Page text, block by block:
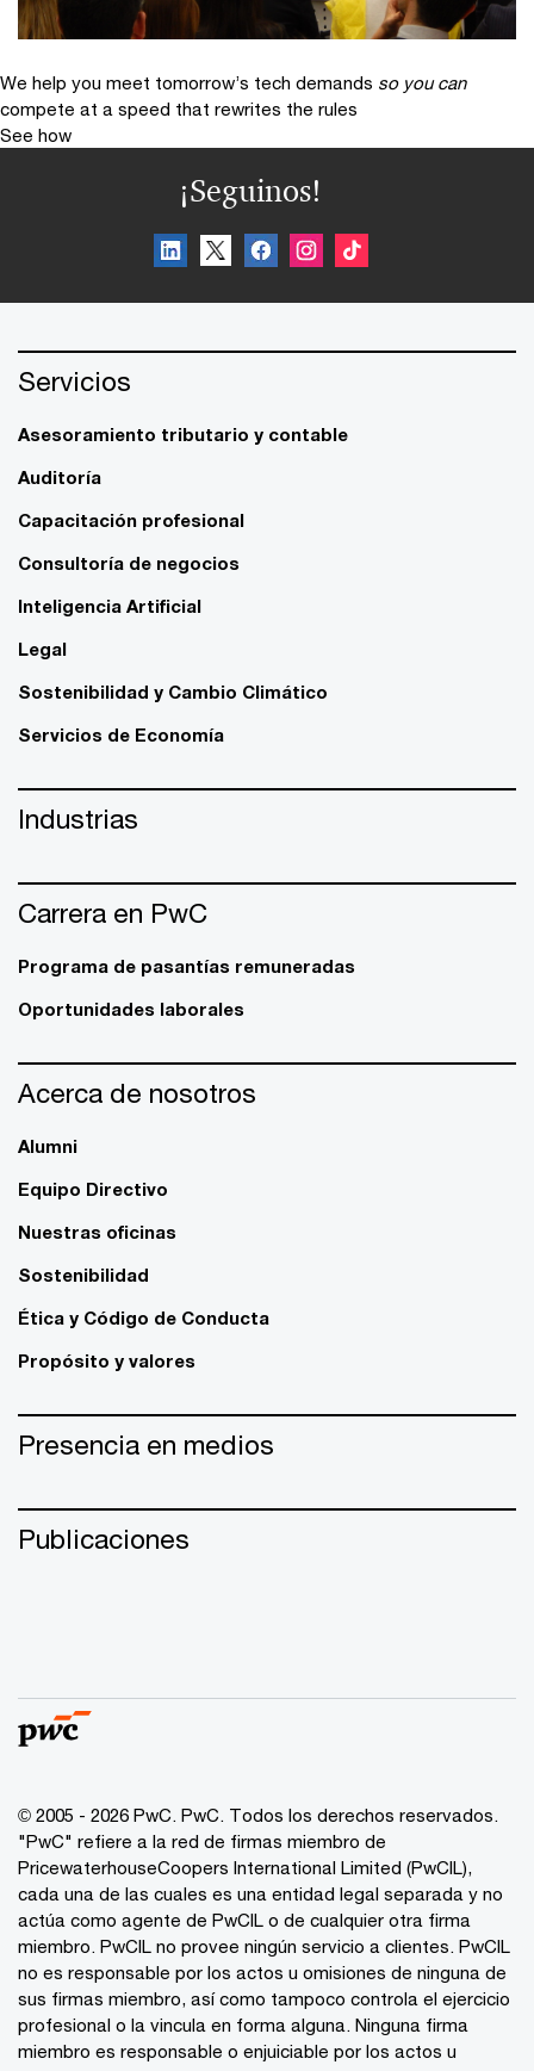
We help you meet tomorrow’s tech demands so you can
compete at a speed that rewrites the rules
See how
¡Seguinos!
Servicios
Asesoramiento tributario y contable
Auditoría
Capacitación profesional
Consultoría de negocios
Inteligencia Artificial
Legal
Sostenibilidad y Cambio Climático
Servicios de Economía
Industrias
Carrera en PwC
Programa de pasantías remuneradas
Oportunidades laborales
Acerca de nosotros
Alumni
Equipo Directivo
Nuestras oficinas
Sostenibilidad
Ética y Código de Conducta
Propósito y valores
Presencia en medios
Publicaciones
© 2005 - 2026 PwC. PwC. Todos los derechos reservados.
"PwC" refiere a la red de firmas miembro de
PricewaterhouseCoopers International Limited (PwCIL),
cada una de las cuales es una entidad legal separada y no
actúa como agente de PwCIL o de cualquier otra firma
miembro. PwCIL no provee ningún servicio a clientes. PwCIL
no es responsable por los actos u omisiones de ninguna de
sus firmas miembro, así como tampoco controla el ejercicio
profesional o la vincula en forma alguna. Ninguna firma
miembro es responsable o enjuiciable por los actos u